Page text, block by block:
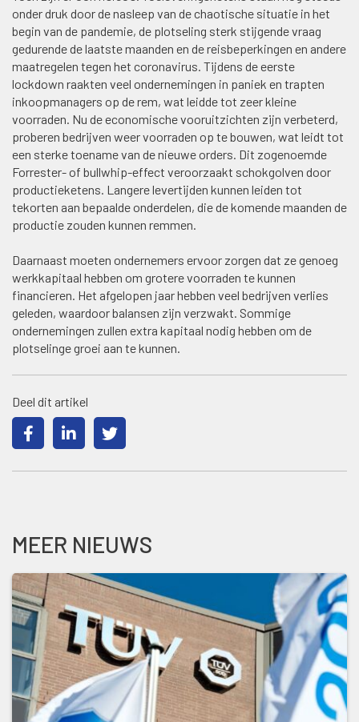
onder druk door de nasleep van de chaotische situatie in het
begin van de pandemie, de plotseling sterk stijgende vraag
gedurende de laatste maanden en de reisbeperkingen en andere
maatregelen tegen het coronavirus. Tijdens de eerste
lockdown raakten veel ondernemingen in paniek en trapten
inkoopmanagers op de rem, wat leidde tot zeer kleine
voorraden. Nu de economische vooruitzichten zijn verbeterd,
proberen bedrijven weer voorraden op te bouwen, wat leidt tot
een sterke toename van de nieuwe orders. Dit zogenoemde
Forrester- of bullwhip-effect veroorzaakt schokgolven door
productieketens. Langere levertijden kunnen leiden tot
tekorten aan bepaalde onderdelen, die de komende maanden de
productie zouden kunnen remmen.
Daarnaast moeten ondernemers ervoor zorgen dat ze genoeg
werkkapitaal hebben om grotere voorraden te kunnen
financieren. Het afgelopen jaar hebben veel bedrijven verlies
geleden, waardoor balansen zijn verzwakt. Sommige
ondernemingen zullen extra kapitaal nodig hebben om de
plotselinge groei aan te kunnen.
Deel dit artikel
MEER NIEUWS